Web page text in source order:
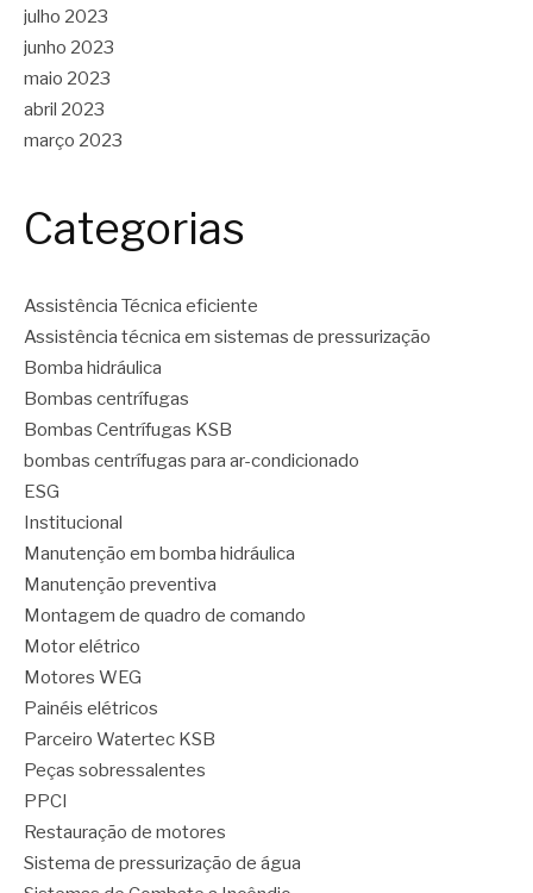
julho 2023
junho 2023
maio 2023
abril 2023
março 2023
Categorias
Assistência Técnica eficiente
Assistência técnica em sistemas de pressurização
Bomba hidráulica
Bombas centrífugas
Bombas Centrífugas KSB
bombas centrífugas para ar-condicionado
ESG
Institucional
Manutenção em bomba hidráulica
Manutenção preventiva
Montagem de quadro de comando
Motor elétrico
Motores WEG
Painéis elétricos
Parceiro Watertec KSB
Peças sobressalentes
PPCI
Restauração de motores
Sistema de pressurização de água